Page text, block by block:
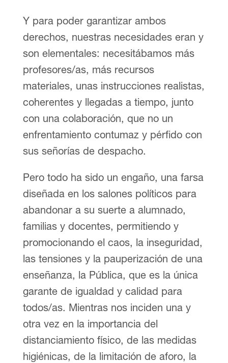
Y para poder garantizar ambos
derechos, nuestras necesidades eran y
son elementales: necesitábamos más
profesores/as, más recursos
materiales, unas instrucciones realistas,
coherentes y llegadas a tiempo, junto
con una colaboración, que no un
enfrentamiento contumaz y pérfido con
sus señorías de despacho.
Pero todo ha sido un engaño, una farsa
diseñada en los salones políticos para
abandonar a su suerte a alumnado,
familias y docentes, permitiendo y
promocionando el caos, la inseguridad,
las tensiones y la pauperización de una
enseñanza, la Pública, que es la única
garante de igualdad y calidad para
todos/as. Mientras nos inciden una y
otra vez en la importancia del
distanciamiento físico, de las medidas
higiénicas, de la limitación de aforo, la